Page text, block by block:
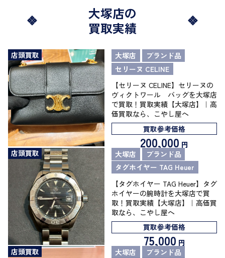
大塚店の
買取実績
店頭買取 大塚店
ブランド品
セリーヌ CELINE
【セリーヌ CELINE】セリーヌの
ヴィクトワール バッグを大塚店
で買取！買取実績【大塚店】｜高
価買取なら、こやし屋へ
買取参考価格
200,000 円
店頭買取
大塚店
ブランド品
タグホイヤー TAG Heuer
【タグホイヤー TAG Heuer】タグ
ホイヤーの腕時計を大塚店で買
取！買取実績【大塚店】｜高価買
取なら、こやし屋へ
買取参考価格
75,000 円
店頭買取
大塚店
ブランド品